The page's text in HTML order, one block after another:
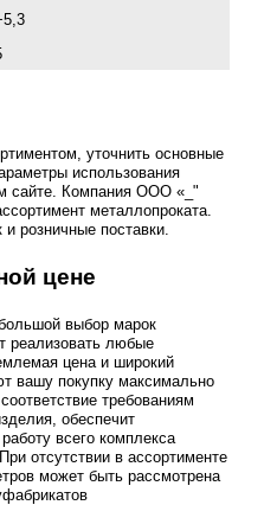
уточнить основные
использования
сайте. Компания ООО «_"
металлопроката.
розничные поставки.
цене
выбор марок
реализовать любые
цена и широкий
вашу покупку максимально
требованиям
обеспечит
всего комплекса
отсутствии в ассортименте
может быть рассмотрена